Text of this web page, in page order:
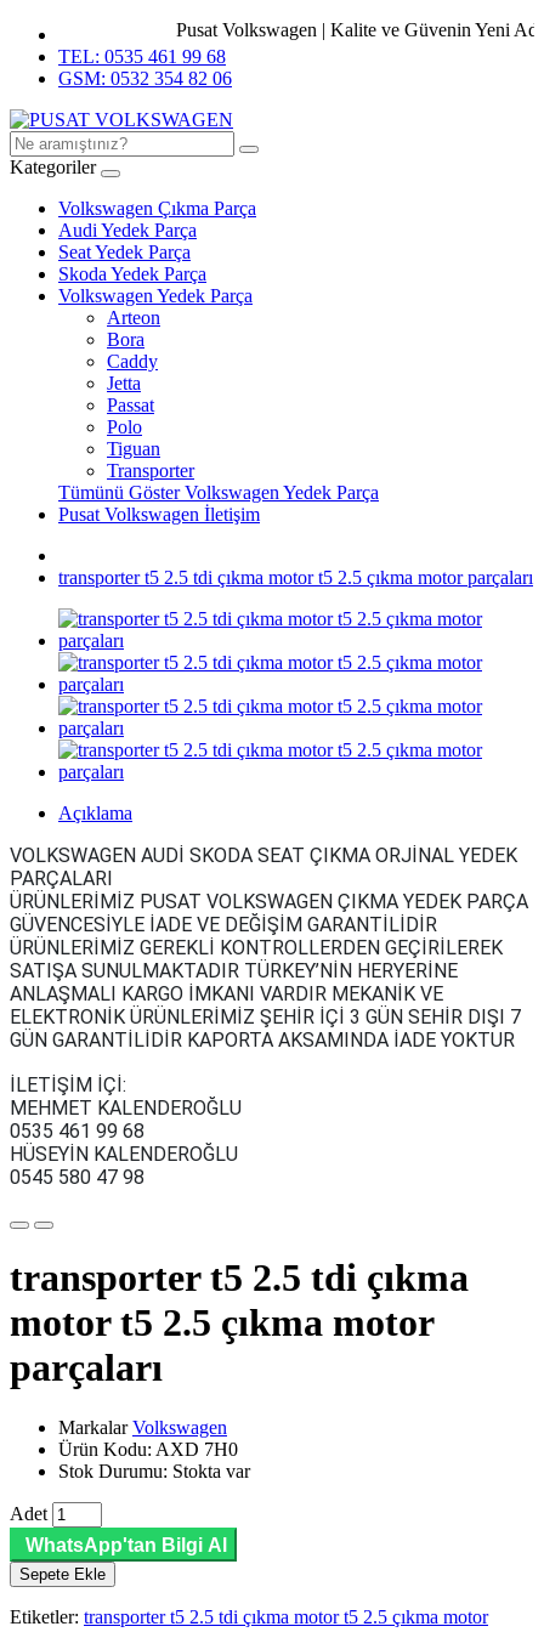
Pusat Volkswagen | Kalite ve Güvenin Yeni
TEL: 0535 461 99 68
GSM: 0532 354 82 06
Kategoriler
Volkswagen Çıkma Parça
Audi Yedek Parça
Seat Yedek Parça
Skoda Yedek Parça
Volkswagen Yedek Parça
Arteon
Bora
Caddy
Jetta
Passat
Polo
Tiguan
Transporter
Tümünü Göster Volkswagen Yedek Parça
Pusat Volkswagen İletişim
transporter t5 2.5 tdi çıkma motor t5 2.5 çıkma motor parçaları
Açıklama
VOLKSWAGEN AUDİ SKODA SEAT ÇIKMA ORJİNAL YEDEK
PARÇALARI
ÜRÜNLERİMİZ PUSAT VOLKSWAGEN ÇIKMA YEDEK PARÇA
GÜVENCESİYLE İADE VE DEĞİŞİM GARANTİLİDİR
ÜRÜNLERİMİZ GEREKLİ KONTROLLERDEN GEÇİRİLEREK
SATIŞA SUNULMAKTADIR TÜRKEY’NİN HERYERİNE
ANLAŞMALI KARGO İMKANI VARDIR MEKANİK VE
ELEKTRONİK ÜRÜNLERİMİZ ŞEHİR İÇİ 3 GÜN SEHİR DIŞI 7
GÜN GARANTİLİDİR KAPORTA AKSAMINDA İADE YOKTUR
İLETİŞİM İÇİ:
MEHMET KALENDEROĞLU
0535 461 99 68
HÜSEYİN KALENDEROĞLU
0545 580 47 98
transporter t5 2.5 tdi çıkma
motor t5 2.5 çıkma motor
parçaları
MarkalarVolkswagen
Ürün Kodu: AXD 7H0
Stok Durumu: Stokta var
Adet
WhatsApp'tan Bilgi Al
Sepete Ekle
Etiketler: transporter t5 2.5 tdi çıkma motor t5 2.5 çıkma motor